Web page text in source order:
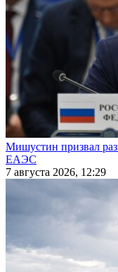
Мишустин призвал
ЕАЭС
7 августа 2026, 12:29